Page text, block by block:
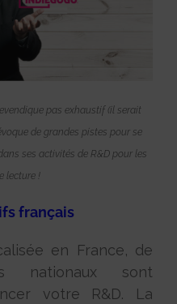
pas exhaustif (il serait
de grandes pistes pour se
ses activités de R&D pour les
lecture !
français
en France, de
nationaux sont
votre R&D. La